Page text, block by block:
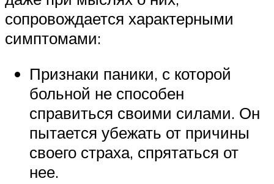
сопровождается характерными
симптомами:
Признаки паники, с которой
больной не способен
справиться своими силами. Он
пытается убежать от причины
своего страха, спрятаться от
нее.